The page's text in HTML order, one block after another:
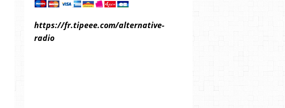
https://fr.tipeee.com/alternative-
radio